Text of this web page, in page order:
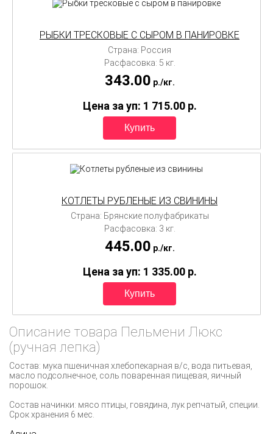
РЫБКИ ТРЕСКОВЫЕ С СЫРОМ В ПАНИРОВКЕ
Страна: Россия
Расфасовка: 5 кг.
343.00 p./кг.
Цена за уп: 1 715.00 p.
КОТЛЕТЫ РУБЛЕНЫЕ ИЗ СВИНИНЫ
Страна: Брянские полуфабрикаты
Расфасовка: 3 кг.
445.00 p./кг.
Цена за уп: 1 335.00 p.
Описание товара Пельмени Люкс
(ручная лепка)
Состав: мука пшеничная хлебопекарная в/с, вода питьевая,
масло подсолнечное, соль поваренная пищевая, яичный
порошок.
Состав начинки: мясо птицы, говядина, лук репчатый, специи.
Срок хранения 6 мес.